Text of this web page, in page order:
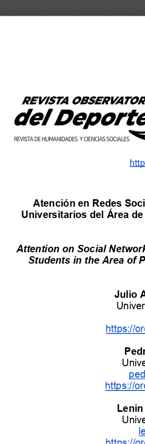
Atención en Redes
Universitarios del Área de
Attention on Social
Students in the Area of
Julio
https://
https://
Lenin